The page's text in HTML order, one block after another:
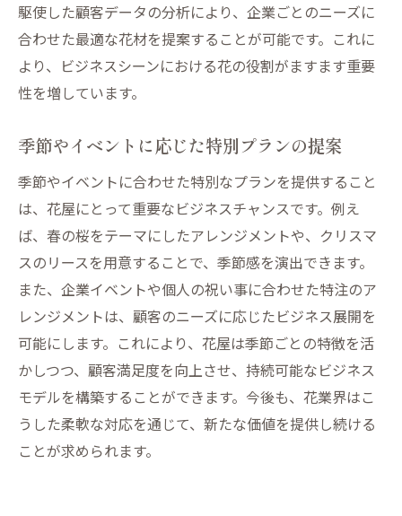
駆使した顧客データの分析により、企業ごとのニーズに
合わせた最適な花材を提案することが可能です。これに
より、ビジネスシーンにおける花の役割がますます重要
性を増しています。
季節やイベントに応じた特別プランの提案
季節やイベントに合わせた特別なプランを提供すること
は、花屋にとって重要なビジネスチャンスです。例え
ば、春の桜をテーマにしたアレンジメントや、クリスマ
スのリースを用意することで、季節感を演出できます。
また、企業イベントや個人の祝い事に合わせた特注のア
レンジメントは、顧客のニーズに応じたビジネス展開を
可能にします。これにより、花屋は季節ごとの特徴を活
かしつつ、顧客満足度を向上させ、持続可能なビジネス
モデルを構築することができます。今後も、花業界はこ
うした柔軟な対応を通じて、新たな価値を提供し続ける
ことが求められます。